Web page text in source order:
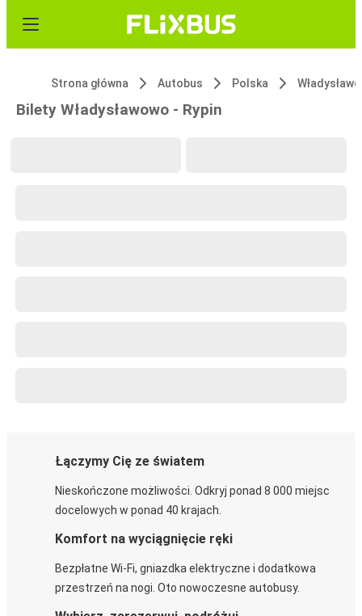
Strona główna Autobus Polska
Bilety Władysławowo - Rypin
Łączymy Cię ze światem
Nieskończone możliwości. Odkryj ponad 8 000 miejsc
docelowych w ponad 40 krajach.
Komfort na wyciągnięcie ręki
Bezpłatne Wi-Fi, gniazdka elektryczne i dodatkowa
przestrzeń na nogi. Oto nowoczesne autobusy.